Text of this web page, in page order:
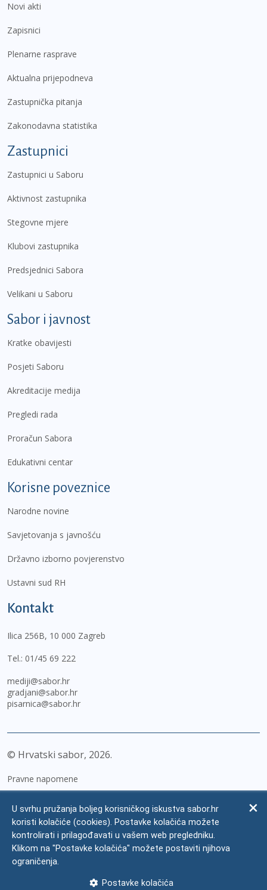
Novi akti
Zapisnici
Plenarne rasprave
Aktualna prijepodneva
Zastupnička pitanja
Zakonodavna statistika
Zastupnici
Zastupnici u Saboru
Aktivnost zastupnika
Stegovne mjere
Klubovi zastupnika
Predsjednici Sabora
Velikani u Saboru
Sabor i javnost
Kratke obavijesti
Posjeti Saboru
Akreditacije medija
Pregledi rada
Proračun Sabora
Edukativni centar
Korisne poveznice
Narodne novine
Savjetovanja s javnošću
Državno izborno povjerenstvo
Ustavni sud RH
Kontakt
Ilica 256B, 10 000 Zagreb
Tel.: 01/45 69 222
mediji@sabor.hr
gradjani@sabor.hr
pisarnica@sabor.hr
© Hrvatski sabor, 2026
Pravne napomene
Zaštita osobnih podataka
Impressum
Česta pitanja
U svrhu pružanja boljeg korisničkog iskustva sabor.hr
koristi kolačiće (cookies). Postavke kolačića možete
kontrolirati i prilagođavati u vašem web pregledniku.
Klikom na "Postavke kolačića" možete postaviti njihova
ograničenja.
Postavke kolačića